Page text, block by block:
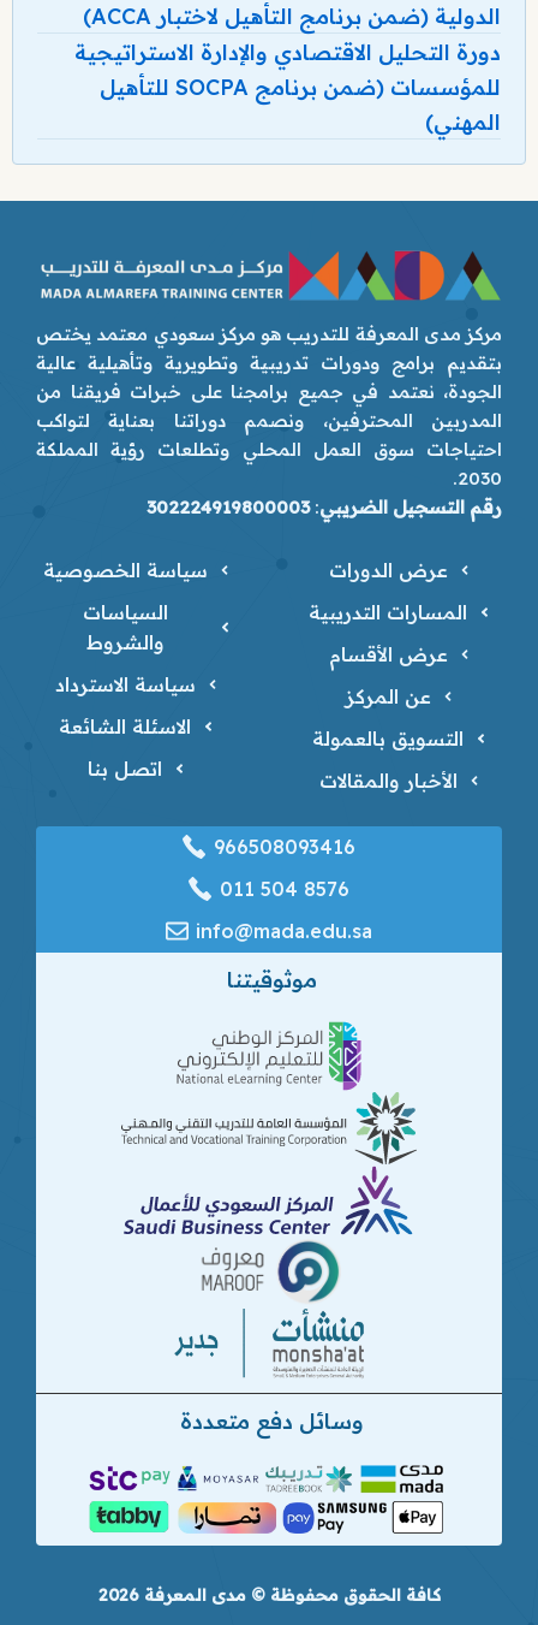
الدولية (ضمن برنامج التأهيل لاختبار ACCA)
دورة التحليل الاقتصادي والإدارة الاستراتيجية
للمؤسسات (ضمن برنامج SOCPA للتأهيل
المهني)
مركز مدى المعرفة للتدريب هو مركز سعودي معتمد يختص
بتقديم برامج ودورات تدريبية وتطويرية وتأهيلية عالية
الجودة، نعتمد في جميع برامجنا على خبرات فريقنا من
المدربين المحترفين، ونصمم دوراتنا بعناية لتواكب
احتياجات سوق العمل المحلي وتطلعات رؤية المملكة
2030.
رقم التسجيل الضريبي:
302224919800003
عرض الدورات
المسارات التدريبية
عرض الأقسام
عن المركز
التسويق بالعمولة
الأخبار والمقالات
سياسة الخصوصية
السياسات
والشروط
سياسة الاسترداد
الاسئلة الشائعة
اتصل بنا
966508093416
‎011 504 8576
info@mada.edu.sa
موثوقيتنا
وسائل دفع متعددة
كافة الحقوق محفوظة © مدى المعرفة 2026